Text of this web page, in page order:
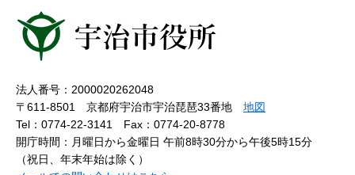
法人番号：2000020262048
〒611-8501 京都府宇治市宇治琵琶33番地 地図
Tel：0774-22-3141
Fax：0774-20-8778
開庁時間：月曜日から金曜日 午前8時30分から午後5時15分
（祝日、年末年始は除く）